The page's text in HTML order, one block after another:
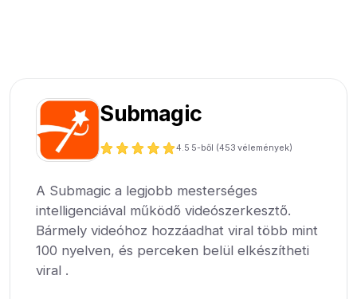
Submagic
4.5 5-ből (453 vélemények)
A Submagic a legjobb mesterséges
intelligenciával működő videószerkesztő.
Bármely videóhoz hozzáadhat viral több mint
100 nyelven, és perceken belül elkészítheti
viral .